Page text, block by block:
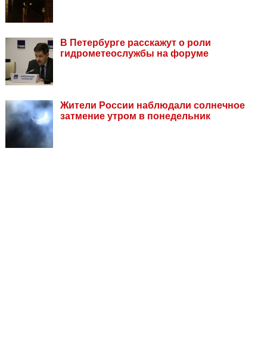
В Петербурге расскажут о роли
гидрометеослужбы на форуме
Жители России наблюдали солнечное
затмение утром в понедельник